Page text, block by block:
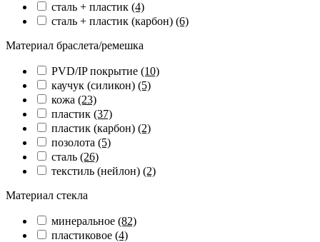
сталь + пластик (4)
сталь + пластик (карбон) (6)
Материал браслета/ремешка
PVD/IP покрытие (10)
каучук (силикон) (5)
кожа (23)
пластик (37)
пластик (карбон) (2)
позолота (5)
сталь (26)
текстиль (нейлон) (2)
Материал стекла
минеральное (82)
пластиковое (4)